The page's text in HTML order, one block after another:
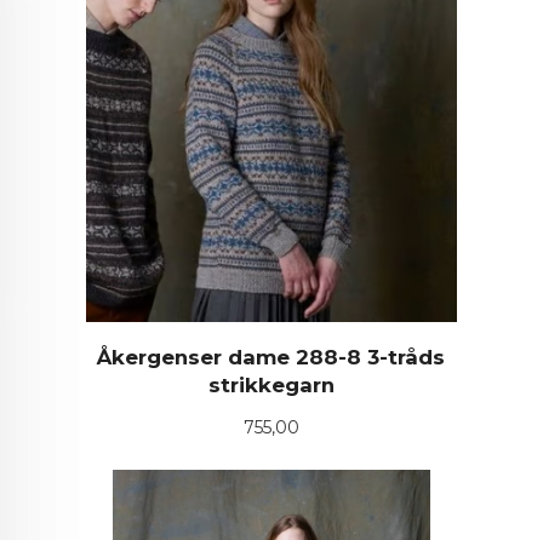
Åkergenser dame 288-8 3-tråds
strikkegarn
Pris
755,00